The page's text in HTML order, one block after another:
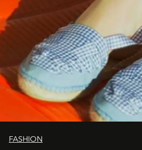
FASHION